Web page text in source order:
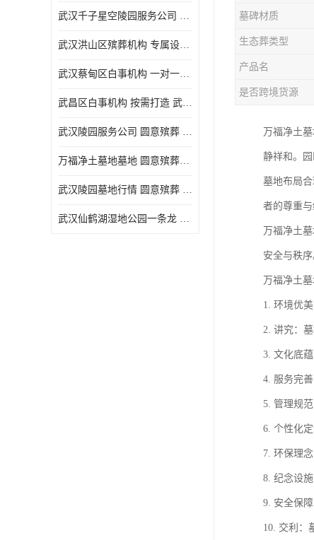
武汉千子星空陵园服务公司 圆意殡葬中心 环境优美
武汉洪山区殡葬机构 专属设计 圆意殡葬中心
武汉蔡甸区白事机构 一对一服务 圆意殡葬
武昌区白事机构 按需打造 武汉圆意殡葬有限公司
武汉陵园服务公司 圆意殡葬 景致雅致
万福净土墓地墓地 圆意殡葬中心 多种款式
武汉陵园墓地行情 圆意殡葬 快速匹配您的需求
武汉仙鹤湖湿地公园一条龙 多种款式
墓碑材质
生态葬类型
产品名
是否跨境货源
万福净土
静祥和。
墓地布局
者的尊重
万福净土
安全与秩
万福净土
1. 环境优
2. 讲究：
3. 文化底
4. 服务完
5. 管理规
6. 个性化
7. 环保理
8. 纪念设
9. 安全保
10. 交利：